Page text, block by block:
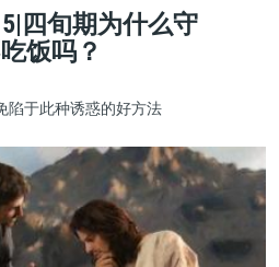
四旬期为什么守
饭吗？
陷于此种诱惑的好方法